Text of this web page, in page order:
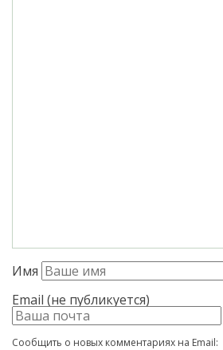
Имя
Email (не публикуется)
Сообщить о новых комментариях на Email: